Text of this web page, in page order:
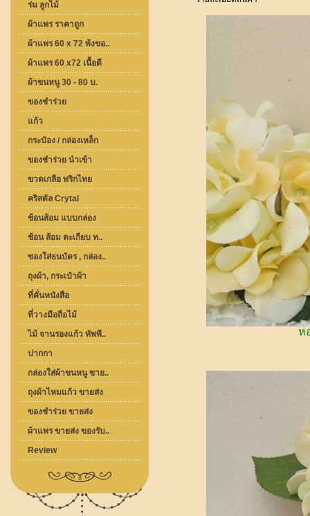
ร่ม ลูกไม้
ผ้าแพร ราคาถูก
ผ้าแพร 60 x 72 พ้งขอ..
ผ้าแพร 60 x72 เนื้อดี
ผ้าขนหนู 30 - 80 บ.
ของชำร่วย
แก้ว
กระป๋อง / กล่องเหล็ก
ของชำร่วย นำเข้า
ขวดเกลือ พริกไทย
คริสตัล Crytal
ช้อนส้อม แบบกล่อง
ช้อน ส้อม ตะเกียบ ท..
ซองใส่ธนบัตร , กล่อง..
ถุงผ้า, กระเป๋าผ้า
ที่คั่นหนังสือ
ที่วางมือถือไม้
ไม้ จานรองแก้ว ทัพพี..
ปากกา
กล่องใส่ผ้าขนหนู ขาย..
ถุงผ้าไหมแก้ว ขายส่ง
ของชำร่วย ขายส่ง
ผ้าแพร ขายส่ง ของรับ..
Review
ห